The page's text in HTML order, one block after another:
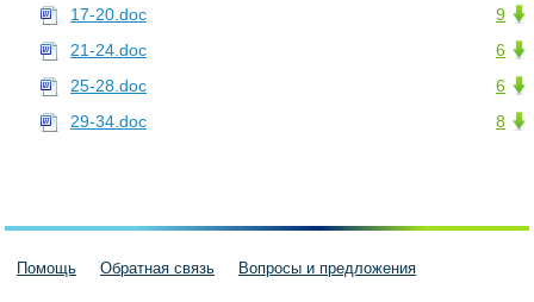
9
17-20.doc
6
21-24.doc
6
25-28.doc
8
29-34.doc
Помощь Обратная связь Вопросы и предложения